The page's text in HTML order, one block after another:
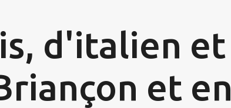
d'italien et
et en